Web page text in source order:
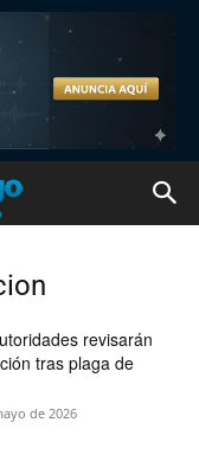
revisarán
tras plaga de
de 2026